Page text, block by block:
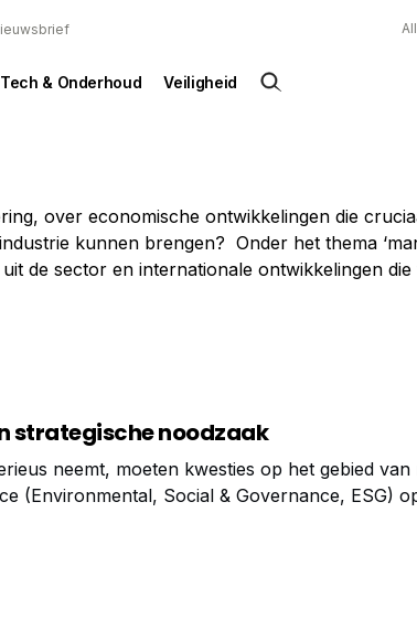
Tech & Onderhoud Veiligheid
over economische ontwikkelingen die
kunnen brengen? Onder het thema
de sector en internationale ontwikkelingen
strategische noodzaak
neemt, moeten kwesties op het gebied van
(Environmental, Social & Governance, ESG)
na, maar zie ze als drijfveren die bepalend